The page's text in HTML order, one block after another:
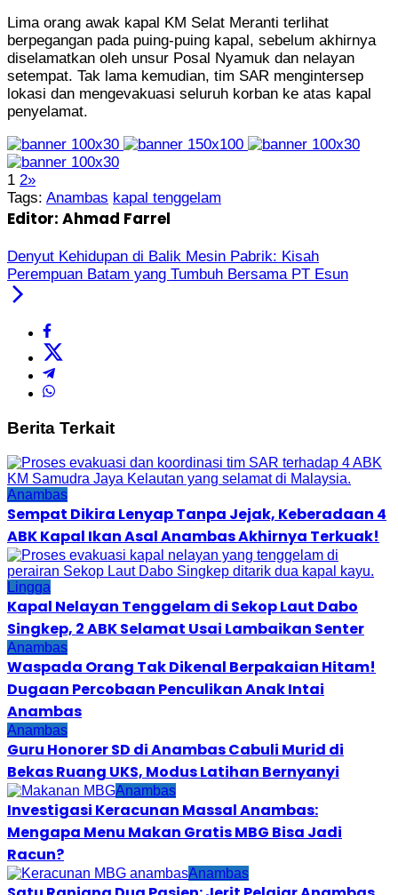
Lima orang awak kapal KM Selat Meranti terlihat
berpegangan pada puing-puing kapal, sebelum akhirnya
diselamatkan oleh unsur Posal Nyamuk dan nelayan
setempat. Tak lama kemudian, tim SAR mengintersep
lokasi dan mengevakuasi seluruh korban ke atas kapal
penyelamat.
1 2»
Tags: Anambas kapal tenggelam
Editor: Ahmad Farrel
Denyut Kehidupan di Balik Mesin Pabrik: Kisah
Perempuan Batam yang Tumbuh Bersama PT Esun
Berita Terkait
Anambas
Sempat Dikira Lenyap Tanpa Jejak, Keberadaan 4
ABK Kapal Ikan Asal Anambas Akhirnya Terkuak!
Lingga
Kapal Nelayan Tenggelam di Sekop Laut Dabo
Singkep, 2 ABK Selamat Usai Lambaikan Senter
Anambas
Waspada Orang Tak Dikenal Berpakaian Hitam!
Dugaan Percobaan Penculikan Anak Intai
Anambas
Anambas
Guru Honorer SD di Anambas Cabuli Murid di
Bekas Ruang UKS, Modus Latihan Bernyanyi
Anambas
Investigasi Keracunan Massal Anambas:
Mengapa Menu Makan Gratis MBG Bisa Jadi
Racun?
Anambas